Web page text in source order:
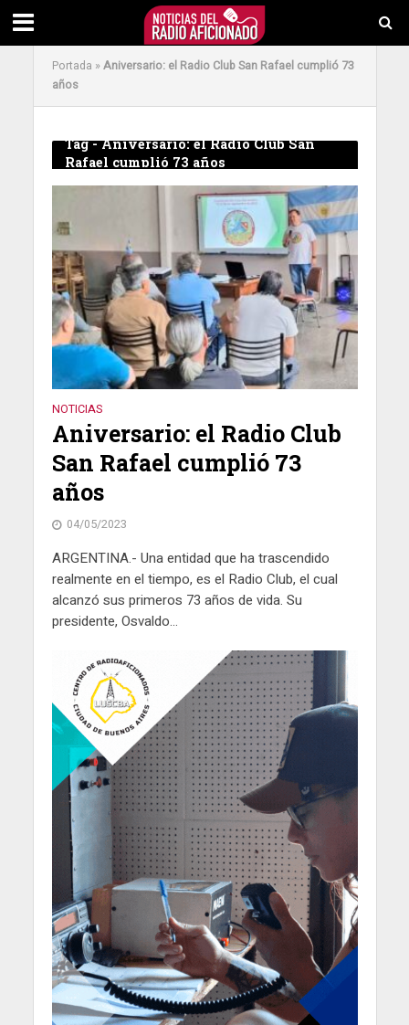
Portada »Aniversario: el Radio Club San Rafael cumplió 73
años
Tag - Aniversario: el Radio Club San
Rafael cumplió 73 años
NOTICIAS
Aniversario: el Radio Club
San Rafael cumplió 73
años
04/05/2023
ARGENTINA.- Una entidad que ha trascendido
realmente en el tiempo, es el Radio Club, el cual
alcanzó sus primeros 73 años de vida. Su
presidente, Osvaldo...